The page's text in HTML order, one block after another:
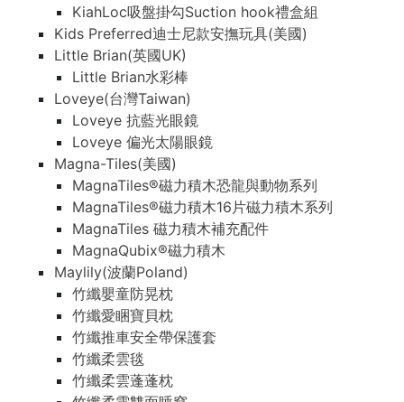
KiahLoc吸盤掛勾Suction hook禮盒組
Kids Preferred迪士尼款安撫玩具(美國)
Little Brian(英國UK)
Little Brian水彩棒
Loveye(台灣Taiwan)
Loveye 抗藍光眼鏡
Loveye 偏光太陽眼鏡
Magna-Tiles(美國)
MagnaTiles®磁力積木恐龍與動物系列
MagnaTiles®磁力積木16片磁力積木系列
MagnaTiles 磁力積木補充配件
MagnaQubix®磁力積木
Maylily(波蘭Poland)
竹纖嬰童防晃枕
竹纖愛睏寶貝枕
竹纖推車安全帶保護套
竹纖柔雲毯
竹纖柔雲蓬蓬枕